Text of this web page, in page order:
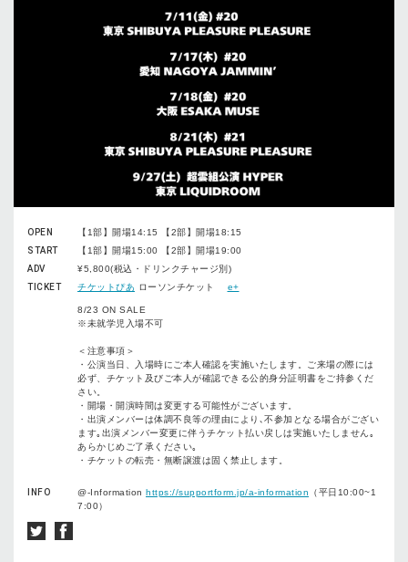
OPEN
【1部】開場14:15 【2部】開場18:15
START
【1部】開場15:00 【2部】開場19:00
ADV
¥5,800(税込・ドリンクチャージ別)
TICKET
チケットぴあ ローソンチケット e+
8/23 ON SALE
※未就学児入場不可
＜注意事項＞
・公演当日、入場時にご本人確認を実施いたします。ご来場の際には
必ず、チケット及びご本人が確認できる公的身分証明書をご持参くだ
さい。
・開場・開演時間は変更する可能性がございます。
・出演メンバーは体調不良等の理由により､不参加となる場合がござい
ます｡出演メンバー変更に伴うチケット払い戻しは実施いたしません｡
あらかじめご了承ください｡
・チケットの転売・無断譲渡は固く禁止します。
INFO @-Information https://supportform.jp/a-information （平日10:00~1
7:00）